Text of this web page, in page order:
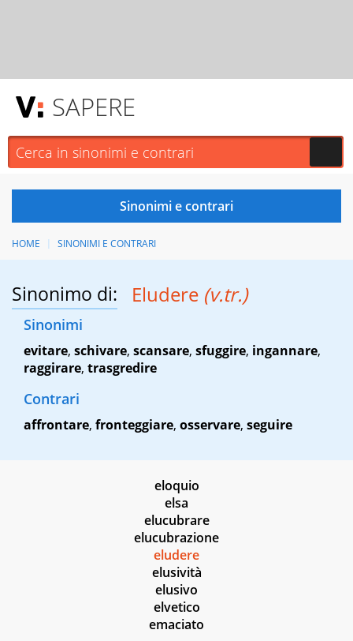
SAPERE
HOME SINONIMI E CONTRARI
Sinonimo di: Eludere (v.tr.)
Sinonimi
evitare, schivare, scansare, sfuggire, ingannare,
raggirare, trasgredire
Contrari
affrontare, fronteggiare, osservare, seguire
eloquio
elsa
elucubrare
elucubrazione
eludere
elusività
elusivo
elvetico
emaciato